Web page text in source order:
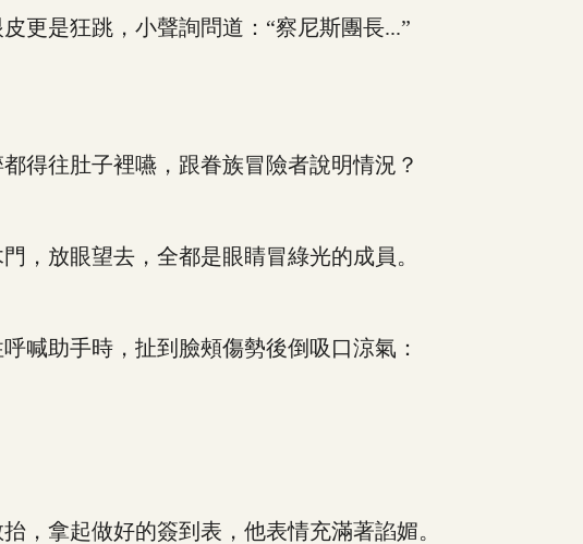
是狂跳，小聲詢問道：“察尼斯團長...”
往肚子裡嚥，跟眷族冒險者說明情況？
放眼望去，全都是眼睛冒綠光的成員。
助手時，扯到臉頰傷勢後倒吸口涼氣：
拿起做好的簽到表，他表情充滿著諂媚。